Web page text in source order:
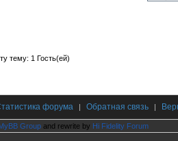
тему: 1 Гость(ей)
форума | Обратная связь |
Group and rewrite by Hi Fidelity Forum